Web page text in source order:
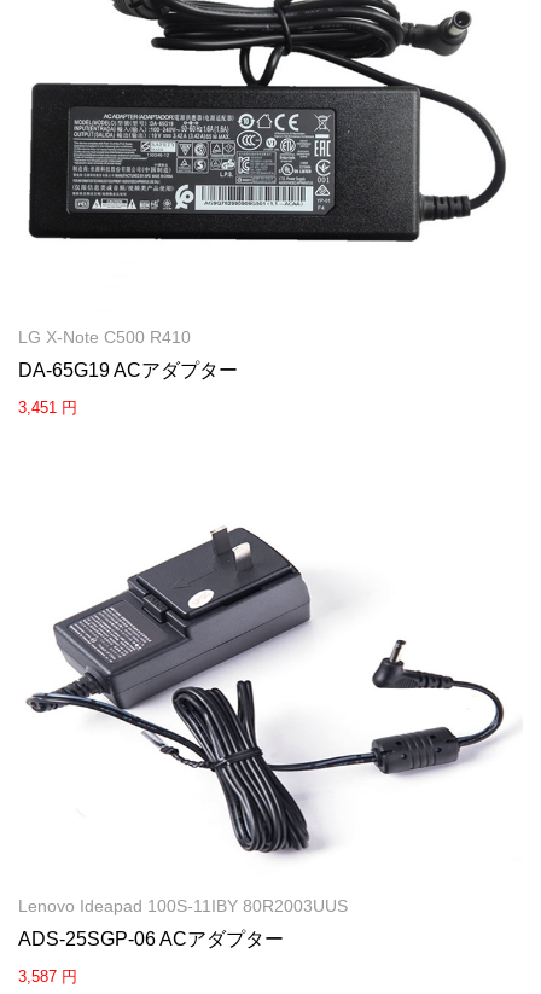
LG X-Note C500 R410
DA-65G19 ACアダプター
3,451 円
Lenovo Ideapad 100S-11IBY 80R2003UUS
ADS-25SGP-06 ACアダプター
3,587 円